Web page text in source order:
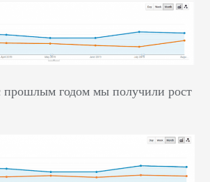
годом мы получили рост